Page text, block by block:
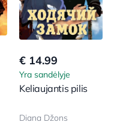
€ 14.99
Yra sandėlyje
Keliaujantis pilis
Diana Džons